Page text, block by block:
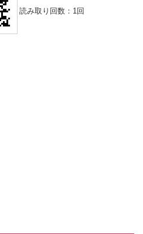
読み取り回数： 1回